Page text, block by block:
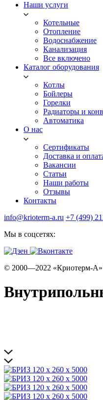
Наши услуги
Котельные
Отопление
Водоснабжение
Канализация
Все включено
Каталог оборудования
Котлы
Бойлеры
Горелки
Радиаторы и
Автоматика
О нас
Сертификаты
Доставка и
Вакансии
Статьи
Наши работы
Отзывы
Контакты
info@krioterm-a.ru +7 (499)
Мы в соцсетях:
© 2000—2022 «Криотерм-